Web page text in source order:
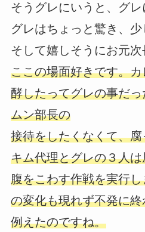
そうグレにいうと、グレ
グレはちょっと驚き、少
そして嬉しそうにお元次
ここの場面好きです。
酵したってグレの事だ
ムン部長の
接待をしたくなくて、
キム代理とグレの３人
腹をこわす作戦を実行
の変化も現れず不発に
例えたのですね。